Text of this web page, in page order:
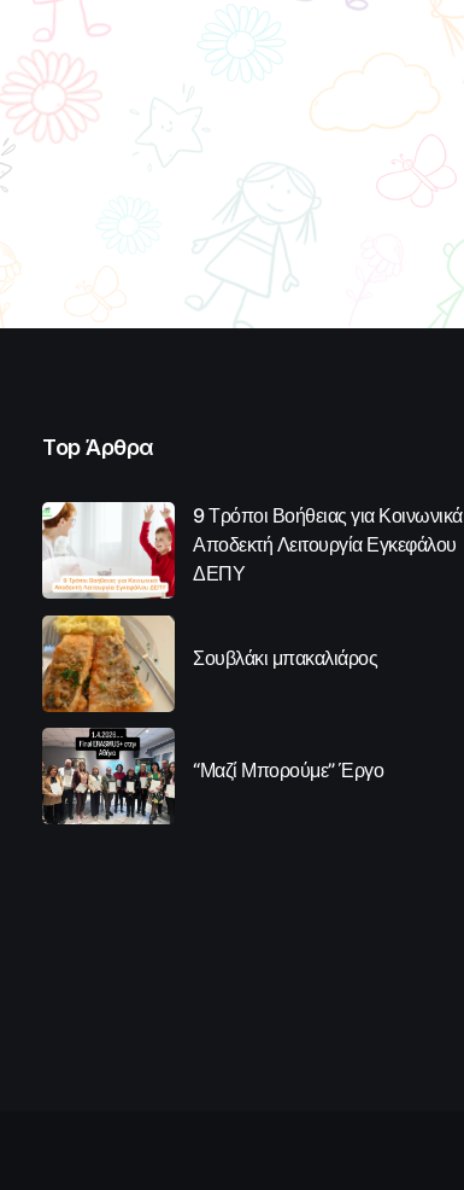
Top Άρθρα
9 Τρόποι Βοήθειας για Κοινωνικά
Αποδεκτή Λειτουργία Εγκεφάλου
ΔΕΠΥ
Σουβλάκι μπακαλιάρος
“Μαζί Μπορούμε” Έργο